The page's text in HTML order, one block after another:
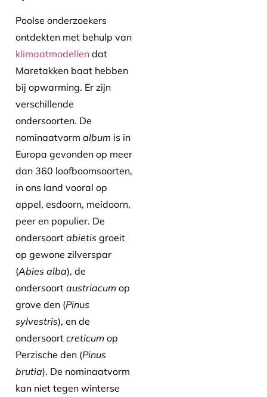
Poolse onderzoekers
ontdekten met behulp van
klimaatmodellen dat
Maretakken baat hebben
bij opwarming. Er zijn
verschillende
ondersoorten. De
nominaatvorm album is in
Europa gevonden op meer
dan 360 loofboomsoorten,
in ons land vooral op
appel, esdoorn, meidoorn,
peer en populier. De
ondersoort abietis groeit
op gewone zilverspar
(Abies alba), de
ondersoort austriacum op
grove den (Pinus
sylvestris), en de
ondersoort creticum op
Perzische den (Pinus
brutia). De nominaatvorm
kan niet tegen winterse